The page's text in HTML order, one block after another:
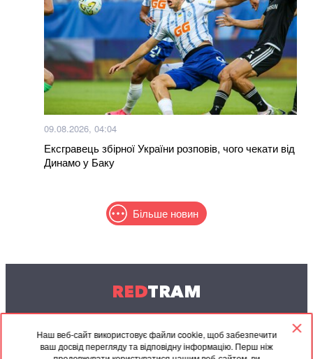
Наш веб-сайт використовує файли cookie, щоб забезпечити
ваш досвід перегляду та відповідну інформацію. Перш ніж
09.08.2026, 04:04
Ексгравець збірної України розповів, чого чекати від
Динамо у Баку
Більше новин
REDTRAM
© 2004-2026 Redtram, Ltd.
Співпраця Архів Контакти